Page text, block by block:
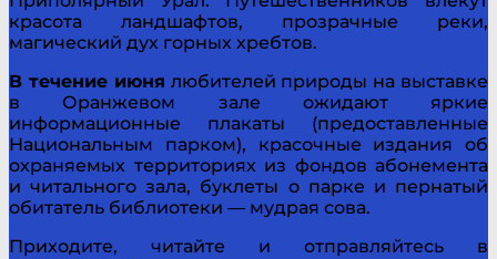
красота ландшафтов, прозрачные реки,
магический дух горных хребтов.
В течение июня любителей природы на выставке
в Оранжевом зале ожидают яркие
информационные плакаты (предоставленные
Национальным парком), красочные издания об
охраняемых территориях из фондов абонемента
и читального зала, буклеты о парке и пернатый
обитатель библиотеки — мудрая сова.
Приходите, читайте и отправляйтесь в